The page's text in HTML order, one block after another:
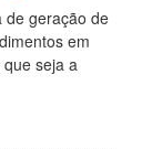
de geração de
em
seja a